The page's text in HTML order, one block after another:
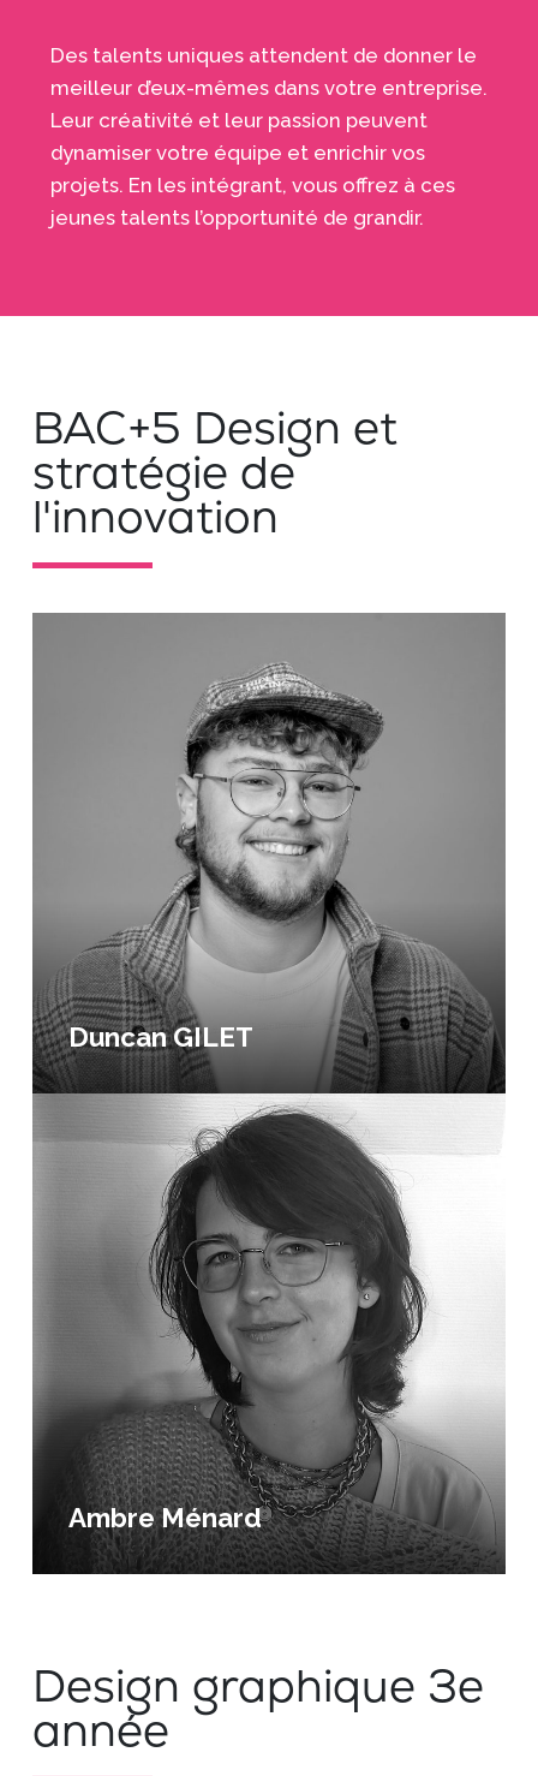
Des talents uniques attendent de donner le
meilleur d’eux-mêmes dans votre entreprise.
Leur créativité et leur passion peuvent
dynamiser votre équipe et enrichir vos
projets. En les intégrant, vous offrez à ces
jeunes talents l’opportunité de grandir.
BAC+5 Design et
stratégie de
l'innovation
Duncan GILET
Ambre Ménard
Design graphique 3e
année